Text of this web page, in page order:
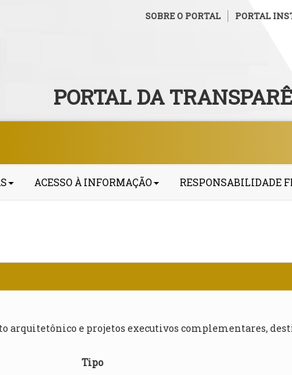
SOBRE O PORTAL PORTAL
PORTAL DA
ACESSO À INFORMAÇÃO RESPONSABILIDADE
arquitetônico e projetos executivos complementares,
Tipo